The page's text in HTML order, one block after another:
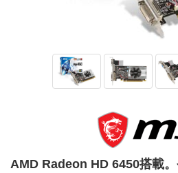
AMD Radeon HD 6450搭載